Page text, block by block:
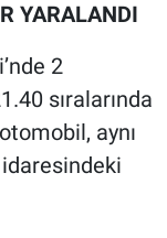
YARALANDI
2
sıralarında
aynı